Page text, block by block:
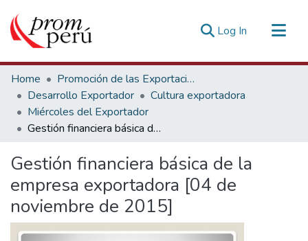
Log In (current)
Communities & Collections
All of DSpace
Statistics
Estadísticas Externas
Home
Promoción de las Exportaciones
Desarrollo Exportador
Cultura exportadora
Miércoles del Exportador
Gestión financiera básica de la empresa exportadora [04 de noviembre de 2015]
Gestión financiera básica de la
empresa exportadora [04 de
noviembre de 2015]